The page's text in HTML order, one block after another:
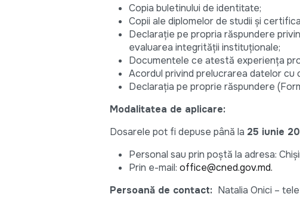
Copia buletinului de identitate;
Copii ale diplomelor de studii și
Declarație pe propria răspundere
evaluarea integrității instituționale;
Documentele ce atestă experiența
Acordul privind prelucrarea datelor cu
Declarația pe proprie răspundere
Modalitatea de aplicare:
Dosarele pot fi depuse până la 25 iunie
Personal sau prin poștă la adresa:
Prin e-mail: office@cned.gov.md.
Persoană de contact: Natalia Onici –